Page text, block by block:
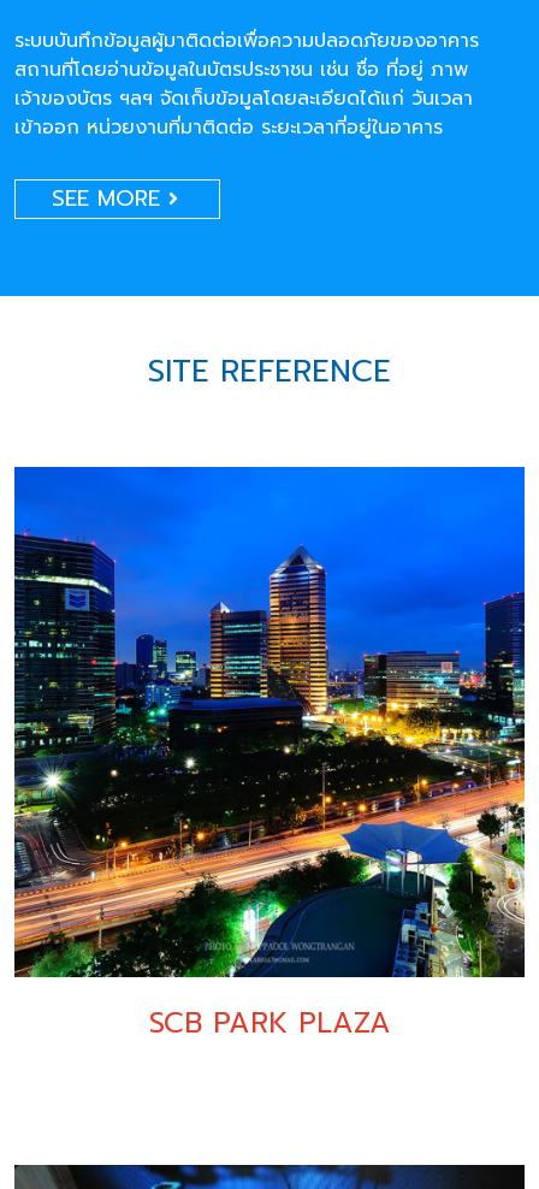
ระบบบันทึกข้อมูลผู้มาติดต่อเพื่อความปลอดภัยของอาคาร
สถานที่โดยอ่านข้อมูลในบัตรประชาชน เช่น ชื่อ ที่อยู่ ภาพ
เจ้าของบัตร ฯลฯ จัดเก็บข้อมูลโดยละเอียดได้แก่ วันเวลา
เข้าออก หน่วยงานที่มาติดต่อ ระยะเวลาที่อยู่ในอาคาร
SEE MORE
SITE REFERENCE
SCB PARK PLAZA